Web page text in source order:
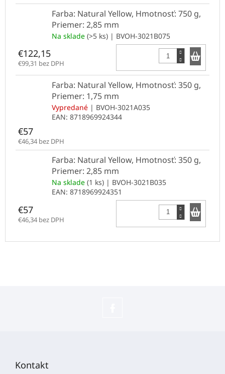
Farba: Natural Yellow, Hmotnosť: 750 g,
Priemer: 2,85 mm
Na sklade (>5 ks) | BVOH-3021B075
€122,15
€99,31 bez DPH
Do
Farba: Natural Yellow, Hmotnosť: 350 g,
Priemer: 1,75 mm
Vypredané | BVOH-3021A035
EAN: 8718969924344
€57
€46,34 bez DPH
Farba: Natural Yellow, Hmotnosť: 350 g,
Priemer: 2,85 mm
Na sklade (1 ks) | BVOH-3021B035
EAN: 8718969924351
€57
€46,34 bez DPH
Do
Kontakt